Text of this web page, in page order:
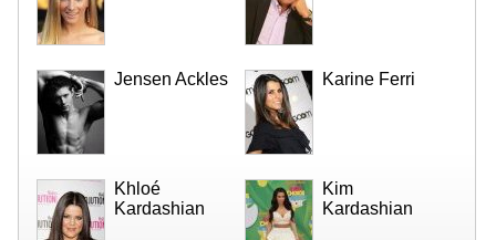
Jensen Ackles Karine Ferri
Khloé
Kardashian
Kim
Kardashian